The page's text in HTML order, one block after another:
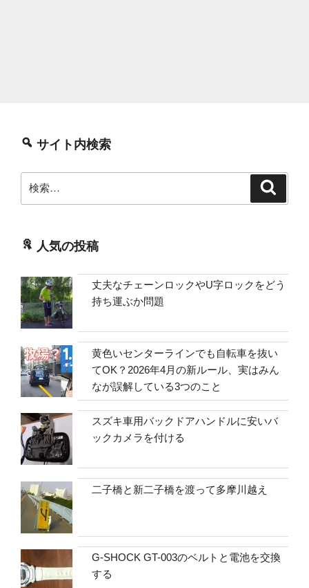
サイト内検索
索:
人気の投稿
丈夫なチェーンロックやU字ロックをどう
持ち運ぶか問題
黄色いセンターラインでも自転車を抜い
てOK？2026年4月の新ルール、実はみん
なが誤解している3つのこと
スズキ車用バックドアハンドルに安いバ
ックカメラを付ける
二子橋と新二子橋を渡って多摩川越え
G-SHOCK GT-003のベルトと電池を交換
する